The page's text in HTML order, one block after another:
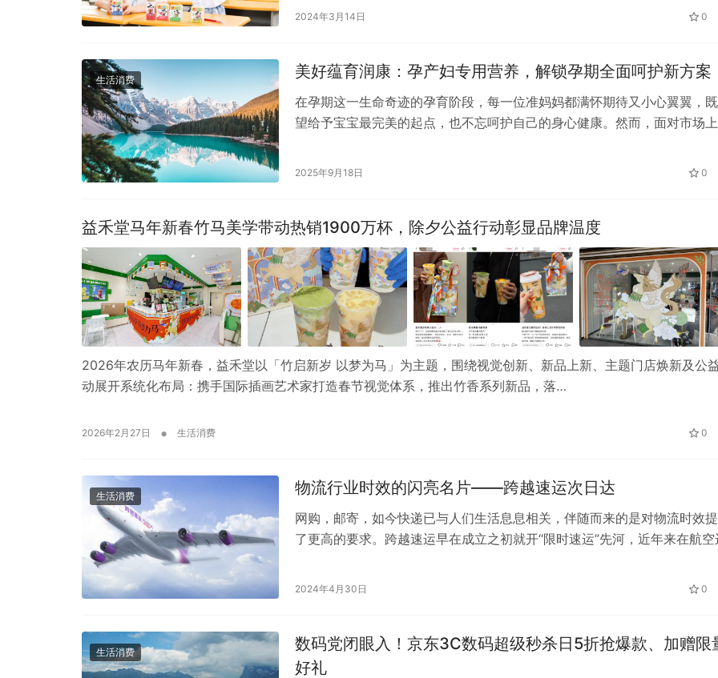
2024年3月14日 0
生活消费 美好蕴育润康：孕产妇专用营养，解锁孕期全面呵护新方案
在孕期这一生命奇迹的孕育阶段，每一位准妈妈都满怀期待又小心翼翼，
望给予宝宝最完美的起点，也不忘呵护自己的身心健康。然而，面对市场上
2025年9月18日 0
益禾堂马年新春竹马美学带动热销1900万杯，除夕公益行动彰显品牌温度
2026年农历马年新春，益禾堂以「竹启新岁 以梦为马」为主题，围绕视觉创新、新品上新、主题门店焕新及公
动展开系统化布局：携手国际插画艺术家打造春节视觉体系，推出竹香系列新品，落…
2026年2月27日 • 生活消费 0
生活消费 物流行业时效的闪亮名片——跨越速运次日达
网购，邮寄，如今快递已与人们生活息息相关，伴随而来的是对物流时效
了更高的要求。跨越速运早在成立之初就开“限时速运”先河，近年来在航空
2024年4月30日 0
生活消费
数码党闭眼入！京东3C数码超级秒杀日5折抢爆款、加赠限
好礼